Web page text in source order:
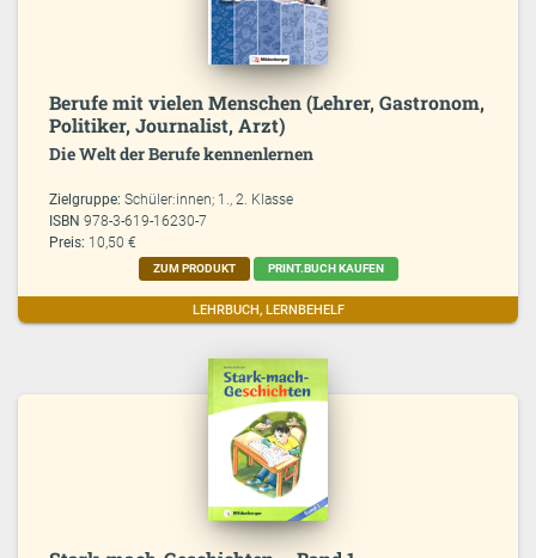
Berufe mit vielen Menschen (Lehrer, Gastronom,
Politiker, Journalist, Arzt)
Die Welt der Berufe kennenlernen
Zielgruppe:Schüler:innen; 1., 2. Klasse
ISBN978-3-619-16230-7
Preis: 10,50 €
ZUM PRODUKT PRINT.BUCH KAUFEN
LEHRBUCH, LERNBEHELF